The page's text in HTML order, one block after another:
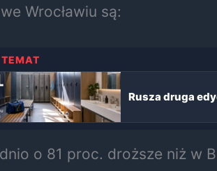
Wrocławiu są:
Rusza druga
o 81 proc. droższe niż w